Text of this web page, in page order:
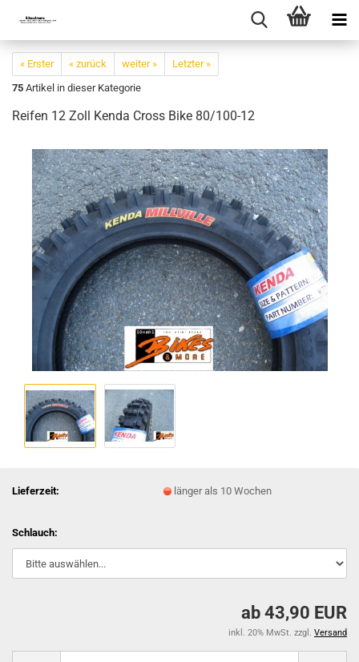
« Erster « zurück weiter »
Letzter »
75 Artikel in dieser Kategorie
Reifen 12 Zoll Kenda Cross Bike 80/100-12
Lieferzeit: länger als 10 Wochen
Schlauch:
ab 43,90 EUR
inkl. 20% MwSt. zzgl. Versand